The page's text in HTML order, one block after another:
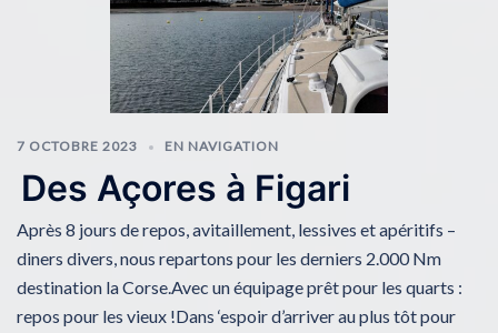
7 OCTOBRE 2023 EN NAVIGATION
Des Açores à Figari
Après 8 jours de repos, avitaillement, lessives et apéritifs –
diners divers, nous repartons pour les derniers 2.000 Nm
destination la Corse.Avec un équipage prêt pour les quarts :
repos pour les vieux !Dans ‘espoir d’arriver au plus tôt pour